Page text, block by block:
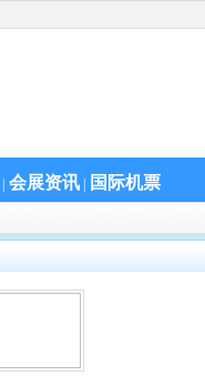
会展资讯 国际机票